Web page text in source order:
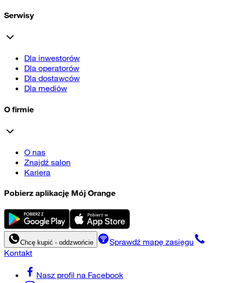
Serwisy
Dla inwestorów
Dla operatorów
Dla dostawców
Dla mediów
O firmie
O nas
Znajdź salon
Kariera
Pobierz aplikację Mój Orange
Chcę kupić - oddzwońcie
Sprawdź mapę zasięgu
Kontakt
Nasz profil na Facebook